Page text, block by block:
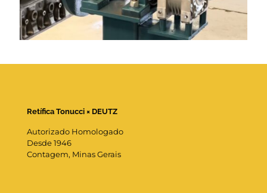
Retífica Tonucci × DEUTZ
Autorizado Homologado
Desde 1946
Contagem, Minas Gerais